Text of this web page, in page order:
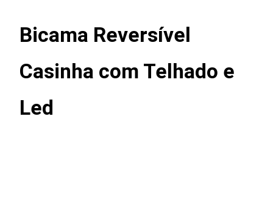
Bicama Reversível
Casinha com Telhado e
Led